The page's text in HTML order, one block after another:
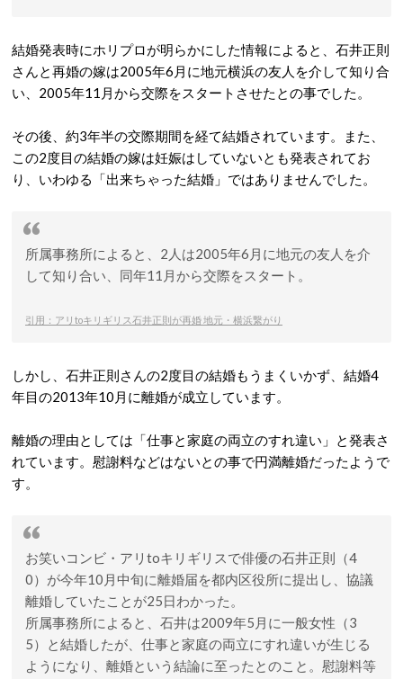
結婚発表時にホリプロが明らかにした情報によると、石井正則
さんと再婚の嫁は2005年6月に地元横浜の友人を介して知り合
い、2005年11月から交際をスタートさせたとの事でした。
その後、約3年半の交際期間を経て結婚されています。また、
この2度目の結婚の嫁は妊娠はしていないとも発表されてお
り、いわゆる「出来ちゃった結婚」ではありませんでした。
所属事務所によると、2人は2005年6月に地元の友人を介
して知り合い、同年11月から交際をスタート。
引用：アリtoキリギリス石井正則が再婚 地元・横浜繋がり
しかし、石井正則さんの2度目の結婚もうまくいかず、結婚4
年目の2013年10月に離婚が成立しています。
離婚の理由としては「仕事と家庭の両立のすれ違い」と発表さ
れています。慰謝料などはないとの事で円満離婚だったようで
す。
お笑いコンビ・アリtoキリギリスで俳優の石井正則（4
0）が今年10月中旬に離婚届を都内区役所に提出し、協議
離婚していたことが25日わかった。
所属事務所によると、石井は2009年5月に一般女性（3
5）と結婚したが、仕事と家庭の両立にすれ違いが生じる
ようになり、離婚という結論に至ったとのこと。慰謝料等